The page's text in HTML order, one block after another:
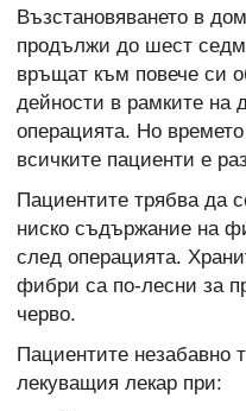
Възстановяването в
продължи до шест
връщат към повече си
дейности в рамките на
операцията. Но
всичките пациенти е
Пациентите трябва да
ниско съдържание на
след операцията.
фибри са по-лесни за
черво.
Пациентите незабавно
лекуващия лекар при: